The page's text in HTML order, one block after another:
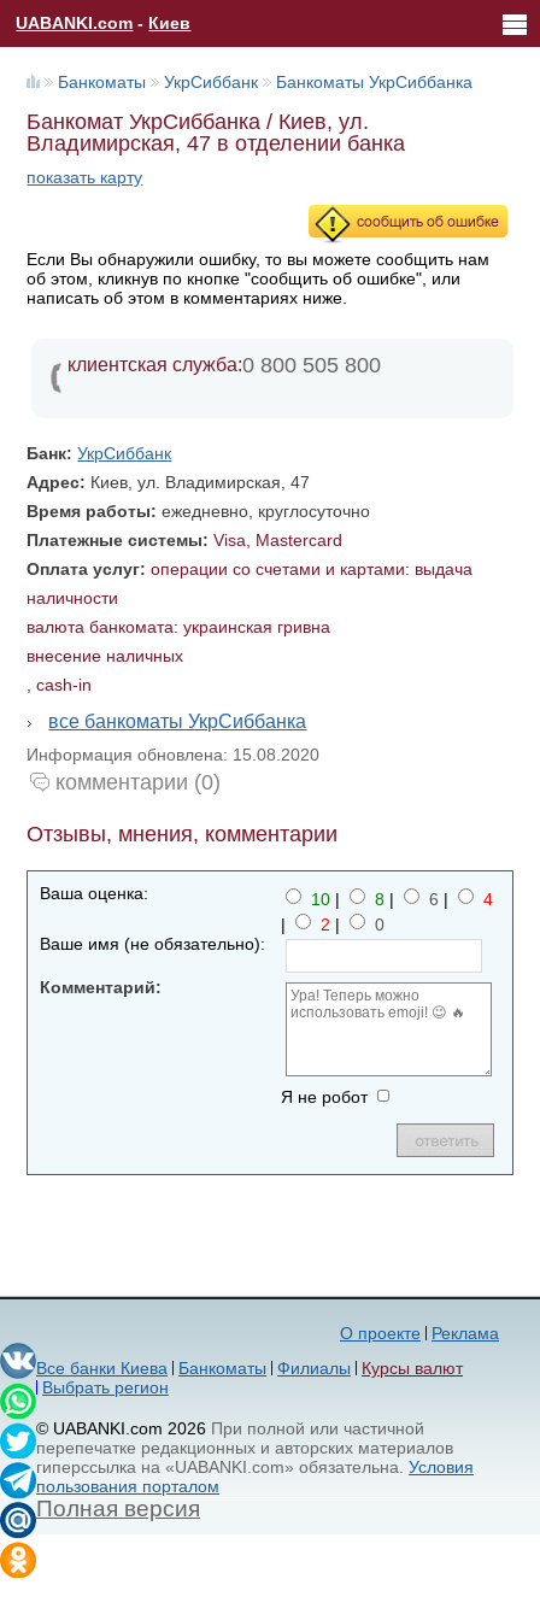
UABANKI.com - Киев
Банкоматы УкрСиббанк Банкоматы УкрСиббанка
Банкомат УкрСиббанка / Киев, ул.
Владимирская, 47 в отделении банка
показать карту
Если Вы обнаружили ошибку, то вы можете сообщить нам
об этом, кликнув по кнопке "сообщить об ошибке", или
написать об этом в комментариях ниже.
клиентская служба:0 800 505 800
Банк:УкрСиббанк
Адрес: Киев, ул. Владимирская, 47
Время работы:ежедневно, круглосуточно
Платежные системы:Visa, Mastercard
Оплата услуг:операции со счетами и картами: выдача
наличности
валюта банкомата: украинская гривна
внесение наличных
,cash-in
все банкоматы УкрСиббанка
Информация обновлена: 15.08.2020
комментарии (0)
Отзывы, мнения, комментарии
Ваша оценка: 10 | 8 | 6 |
4
|
2 |
0
Ваше имя (не обязательно):
Комментарий:
Я не робот
Реклама
О проекте
Все банки Киева
Банкоматы Филиалы
Курсы валют
Выбрать регион
© UABANKI.com 2026 При полной или частичной
перепечатке редакционных и авторских материалов
гиперссылка на «UABANKI.com» обязательна. Условия
пользования порталом
Полная версия